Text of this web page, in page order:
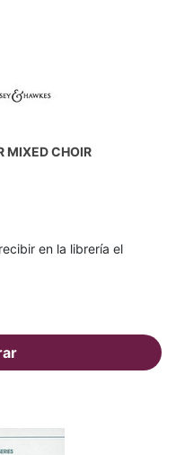
MIXED CHOIR
en la librería el